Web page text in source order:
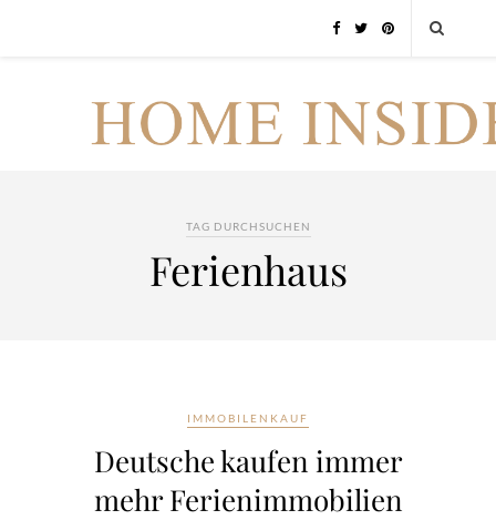
TAG DURCHSUCHEN
Ferienhaus
IMMOBILENKAUF
Deutsche kaufen immer
mehr Ferienimmobilien